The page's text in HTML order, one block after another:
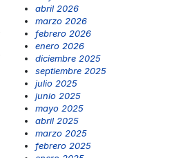
abril 2026
marzo 2026
febrero 2026
enero 2026
diciembre 2025
septiembre 2025
julio 2025
junio 2025
mayo 2025
abril 2025
marzo 2025
febrero 2025